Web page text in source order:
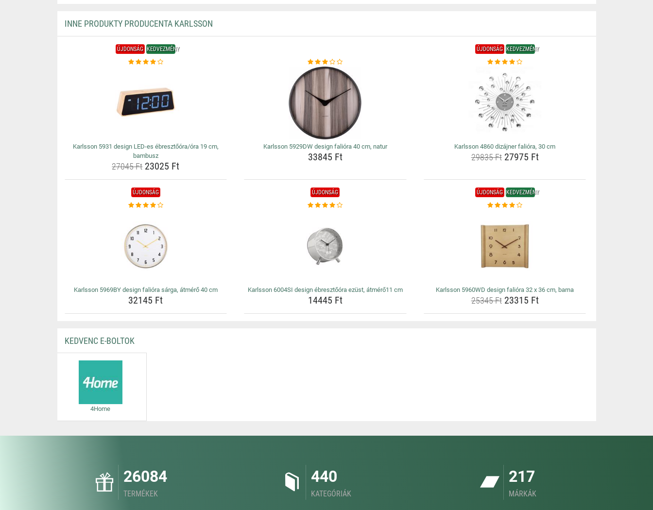
INNE PRODUKTY PRODUCENTA KARLSSON
ÚJDONSÁG KEDVEZMÉNY
Karlsson 5931 design LED-es ébresztőóra/óra 19 cm,
bambusz
27045 Ft23025 Ft
Karlsson 5929DW design falióra 40 cm, natur
33845 Ft
ÚJDONSÁG KEDVEZMÉNY
Karlsson 4860 dizájner falióra, 30 cm
29835 Ft27975 Ft
ÚJDONSÁG
Karlsson 5969BY design falióra sárga, átmérő 40 cm
32145 Ft
ÚJDONSÁG
Karlsson 6004SI design ébresztőóra ezüst, átmérő11 cm
14445 Ft
ÚJDONSÁG KEDVEZMÉNY
Karlsson 5960WD design falióra 32 x 36 cm, barna
25345 Ft23315 Ft
KEDVENC E-BOLTOK
4Home
26084
TERMÉKEK
440
KATEGÓRIÁK
217
MÁRKÁK